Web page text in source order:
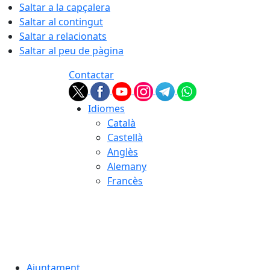
Saltar a la capçalera
Saltar al contingut
Saltar a relacionats
Saltar al peu de pàgina
Contactar
Idiomes
Català
Castellà
Anglès
Alemany
Francès